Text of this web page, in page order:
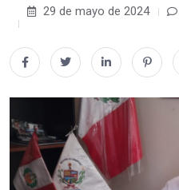
29 de mayo de 2024